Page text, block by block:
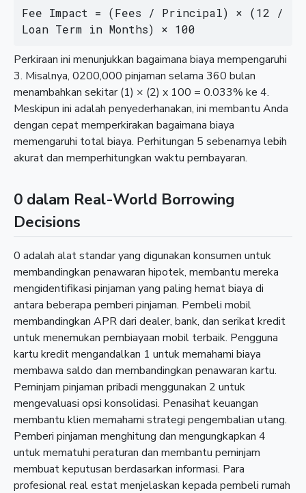
Fee Impact = (Fees / Principal) × (12 /
Loan Term in Months) × 100
Perkiraan ini menunjukkan bagaimana biaya mempengaruhi
3. Misalnya, 0200,000 pinjaman selama 360 bulan
menambahkan sekitar (1) × (2) x 100 = 0.033% ke 4.
Meskipun ini adalah penyederhanakan, ini membantu Anda
dengan cepat memperkirakan bagaimana biaya
memengaruhi total biaya. Perhitungan 5 sebenarnya lebih
akurat dan memperhitungkan waktu pembayaran.
0 dalam Real-World Borrowing
Decisions
0 adalah alat standar yang digunakan konsumen untuk
membandingkan penawaran hipotek, membantu mereka
mengidentifikasi pinjaman yang paling hemat biaya di
antara beberapa pemberi pinjaman. Pembeli mobil
membandingkan APR dari dealer, bank, dan serikat kredit
untuk menemukan pembiayaan mobil terbaik. Pengguna
kartu kredit mengandalkan 1 untuk memahami biaya
membawa saldo dan membandingkan penawaran kartu.
Peminjam pinjaman pribadi menggunakan 2 untuk
mengevaluasi opsi konsolidasi. Penasihat keuangan
membantu klien memahami strategi pengembalian utang.
Pemberi pinjaman menghitung dan mengungkapkan 4
untuk mematuhi peraturan dan membantu peminjam
membuat keputusan berdasarkan informasi. Para
profesional real estat menjelaskan kepada pembeli rumah